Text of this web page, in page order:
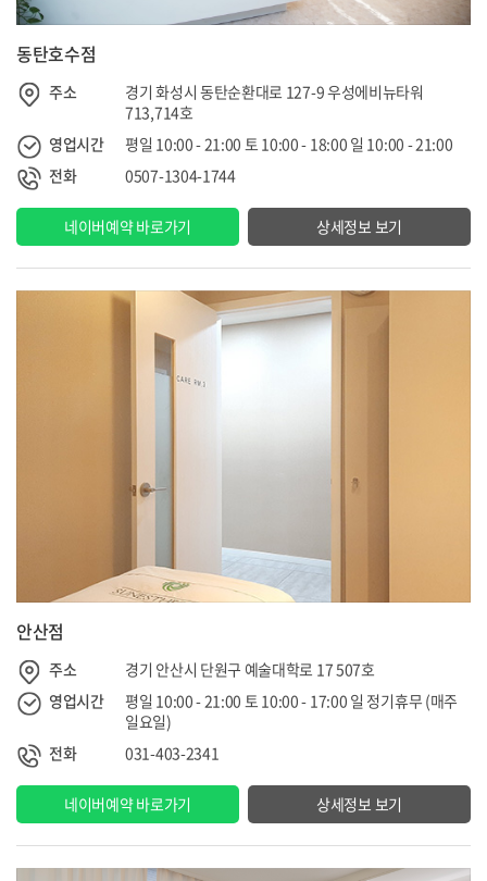
동탄호수점
주소
경기 화성시 동탄순환대로 127-9 우성에비뉴타워
713,714호
영업시간
평일 10:00 - 21:00 토 10:00 - 18:00 일 10:00 - 21:00
전화
0507-1304-1744
네이버예약 바로가기 상세정보 보기
안산점
주소
경기 안산시 단원구 예술대학로 17 507호
영업시간
평일 10:00 - 21:00 토 10:00 - 17:00 일 정기휴무 (매주
일요일)
전화
031-403-2341
네이버예약 바로가기 상세정보 보기